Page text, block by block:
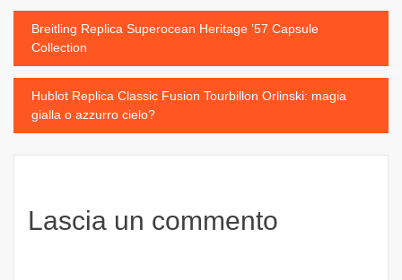
Navigazione
articoli
Breitling Replica Superocean Heritage ’57 Capsule
Collection
Hublot Replica Classic Fusion Tourbillon Orlinski: magia
gialla o azzurro cielo?
Lascia un commento